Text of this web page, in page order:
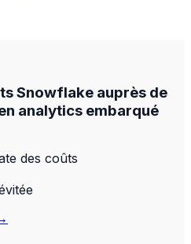
Snowflake auprès de
analytics embarqué
des coûts